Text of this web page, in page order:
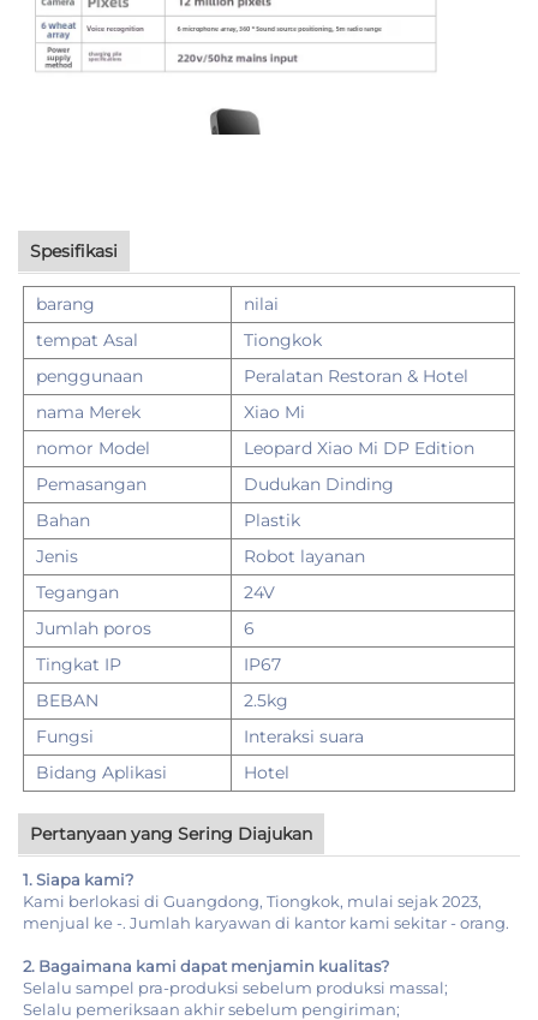
Spesifikasi
barang
nilai
tempat Asal
Tiongkok
penggunaan
Peralatan Restoran & Hotel
nama Merek
Xiao Mi
nomor Model
Leopard Xiao Mi DP Edition
Pemasangan
Dudukan Dinding
Bahan
Plastik
Jenis
Robot layanan
Tegangan
24V
Jumlah poros
6
Tingkat IP
IP67
BEBAN
2.5kg
Fungsi
Interaksi suara
Bidang Aplikasi
Hotel
Pertanyaan yang Sering Diajukan
1. Siapa kami?
Kami berlokasi di Guangdong, Tiongkok, mulai sejak 2023,
menjual ke -. Jumlah karyawan di kantor kami sekitar - orang.
2. Bagaimana kami dapat menjamin kualitas?
Selalu sampel pra-produksi sebelum produksi massal;
Selalu pemeriksaan akhir sebelum pengiriman;